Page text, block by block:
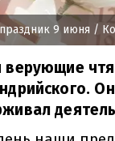
9 июня /